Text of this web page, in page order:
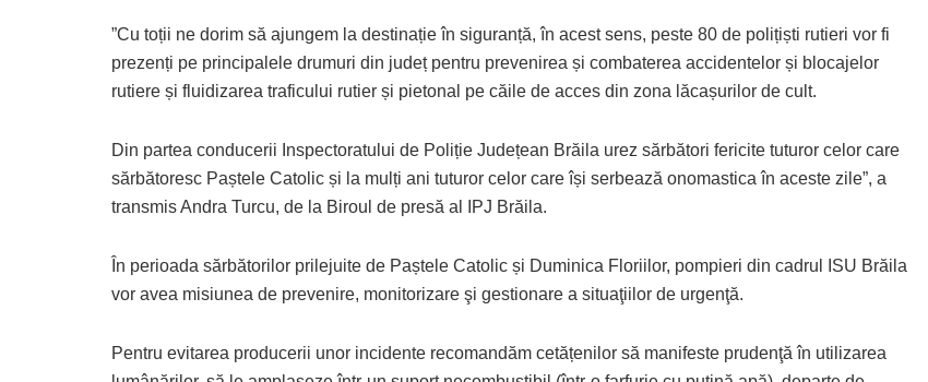
”Cu toții ne dorim să ajungem la destinație în siguranță, în acest sens, peste 80 de polițiști rutieri vor fi
prezenți pe principalele drumuri din județ pentru prevenirea și combaterea accidentelor și blocajelor
rutiere și fluidizarea traficului rutier și pietonal pe căile de acces din zona lăcașurilor de cult.
Din partea conducerii Inspectoratului de Poliție Județean Brăila urez sărbători fericite tuturor celor care
sărbătoresc Paștele Catolic și la mulți ani tuturor celor care își serbează onomastica în aceste zile”, a
transmis Andra Turcu, de la Biroul de presă al IPJ Brăila.
În perioada sărbătorilor prilejuite de Paștele Catolic și Duminica Floriilor, pompieri din cadrul ISU Brăila
vor avea misiunea de prevenire, monitorizare şi gestionare a situaţiilor de urgenţă.
Pentru evitarea producerii unor incidente recomandăm cetățenilor să manifeste prudenţă în utilizarea